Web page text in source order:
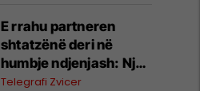
E rrahu partneren
shtatzënë deri në
humbje ndjenjash: Një
gjykatë në Zvicër e
Telegrafi Zvicer